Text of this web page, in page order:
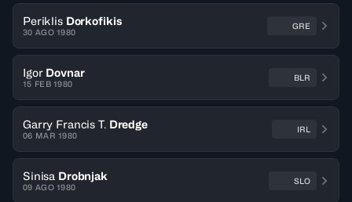
Periklis Dorkofikis
30 AGO 1980
GRE
Igor Dovnar
15 FEB 1980
BLR
Garry Francis T. Dredge
06 MAR 1980
IRL
Sinisa Drobnjak
09 AGO 1980
SLO